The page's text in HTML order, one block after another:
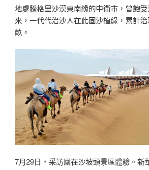
地處騰格里沙漠東南緣的中衛市，曾飽
來，一代代治沙人在此固沙植綠，累計
畝。
7月29日，采訪團在沙坡頭景區體驗。新